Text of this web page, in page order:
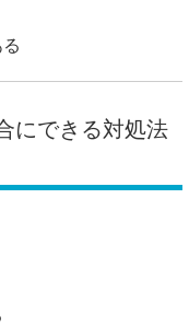
にできる対処法